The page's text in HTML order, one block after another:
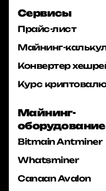
Сервисы
Прайс-лист
Майнинг-
Конвертер
Курс
Майнинг-
оборудование
Bitmain Antminer
Whatsminer
Canaan Avalon